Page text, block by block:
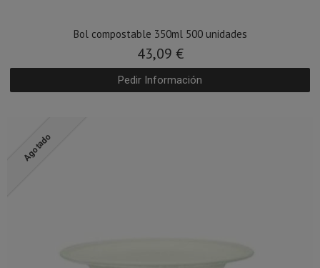
Bol compostable 350ml 500 unidades
43,09 €
Pedir Información
Agotado